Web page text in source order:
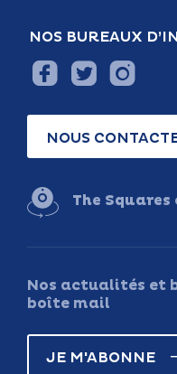
NOS BUREAUX
NOUS
The
Nos actualités et
boîte mail
JE M'ABONNE